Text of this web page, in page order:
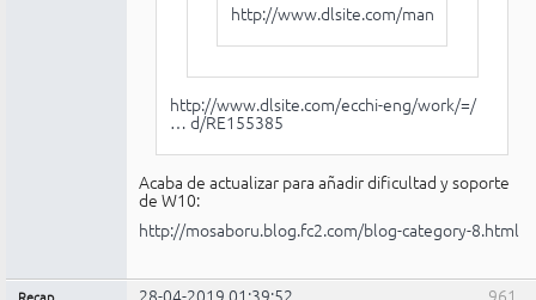
http://www.dlsite.com/maniax/work/=/
http://www.dlsite.com/ecchi-eng/work/=/
… d/RE155385
Acaba de actualizar para añadir dificultad y soporte
de W10:
http://mosaboru.blog.fc2.com/blog-category-8.html
961
28-04-2019 01:39:52